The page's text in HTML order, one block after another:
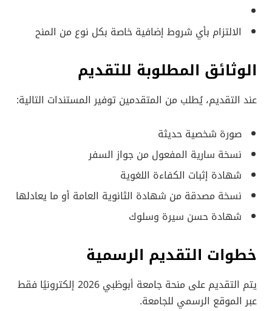
الالتزام بأي شروط إضافية خاصة بكل نوع من المنح
الوثائق المطلوبة للتقديم
عند التقديم، يُطلب من المتقدمين توفير المستندات التالية:
صورة شخصية حديثة
نسخة سارية المفعول من جواز السفر
شهادة إثبات الكفاءة اللغوية
نسخة مصدقة من شهادة الثانوية العامة أو ما يعادلها
شهادة حسن سيرة وسلوك
خطوات التقديم الرسمية
يتم التقديم على منحة جامعة أبوظبي 2026 إلكترونيًا فقط
عبر الموقع الرسمي للجامعة.